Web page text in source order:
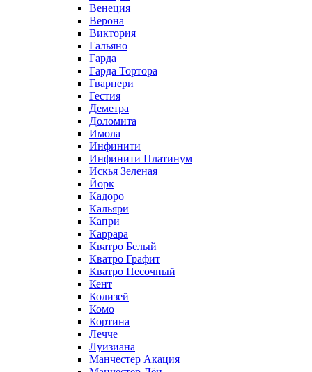
Венеция
Верона
Виктория
Гальяно
Гарда
Гарда Тортора
Гварнери
Гестия
Деметра
Доломита
Имола
Инфинити
Инфинити Платинум
Искья Зеленая
Йорк
Кадоро
Кальяри
Капри
Каррара
Кватро Белый
Кватро Графит
Кватро Песочный
Кент
Колизей
Комо
Кортина
Лечче
Луизиана
Манчестер Акация